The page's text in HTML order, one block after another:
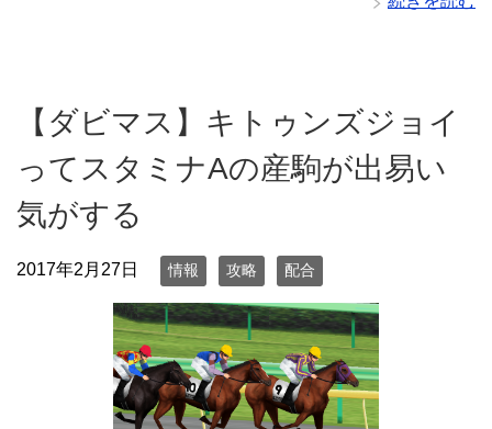
【ダビマス】キトゥンズジョイ
ってスタミナAの産駒が出易い
気がする
2017年2月27日 情報 攻略 配合